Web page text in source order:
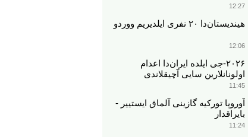
12:27
هیندیستان‌دا ۲۰ نفری ایلدیریم ووردو
12:06
۲۰۲۶-جی ایلده ایران‌دا اعدام
اولونانلارین سایی آچیقلاندی
11:45
آوروپا تورکیه گازینی آلماق ایستییر -
بایراقدار
11:24